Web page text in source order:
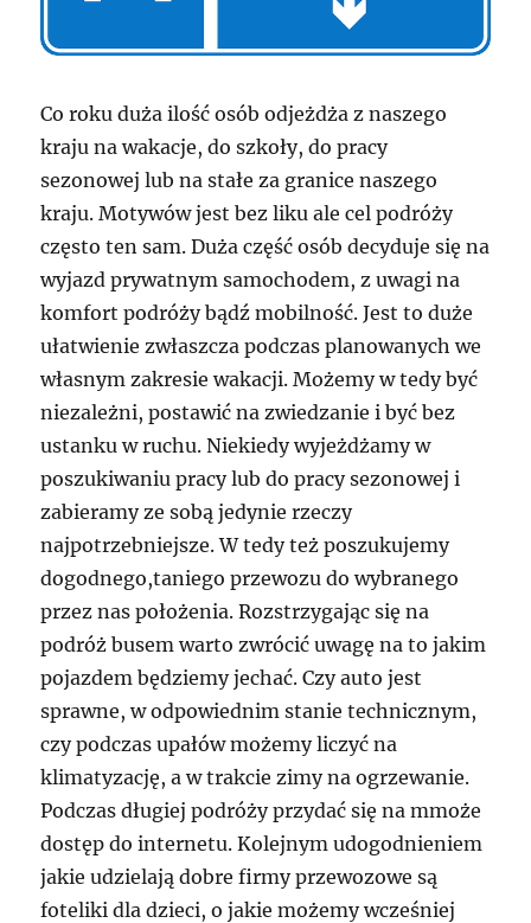
Co roku duża ilość osób odjeżdża z naszego
kraju na wakacje, do szkoły, do pracy
sezonowej lub na stałe za granice naszego
kraju. Motywów jest bez liku ale cel podróży
często ten sam. Duża część osób decyduje się na
wyjazd prywatnym samochodem, z uwagi na
komfort podróży bądź mobilność. Jest to duże
ułatwienie zwłaszcza podczas planowanych we
własnym zakresie wakacji. Możemy w tedy być
niezależni, postawić na zwiedzanie i być bez
ustanku w ruchu. Niekiedy wyjeżdżamy w
poszukiwaniu pracy lub do pracy sezonowej i
zabieramy ze sobą jedynie rzeczy
najpotrzebniejsze. W tedy też poszukujemy
dogodnego,taniego przewozu do wybranego
przez nas położenia. Rozstrzygając się na
podróż busem warto zwrócić uwagę na to jakim
pojazdem będziemy jechać. Czy auto jest
sprawne, w odpowiednim stanie technicznym,
czy podczas upałów możemy liczyć na
klimatyzację, a w trakcie zimy na ogrzewanie.
Podczas długiej podróży przydać się na mmoże
dostęp do internetu. Kolejnym udogodnieniem
jakie udzielają dobre firmy przewozowe są
foteliki dla dzieci, o jakie możemy wcześniej